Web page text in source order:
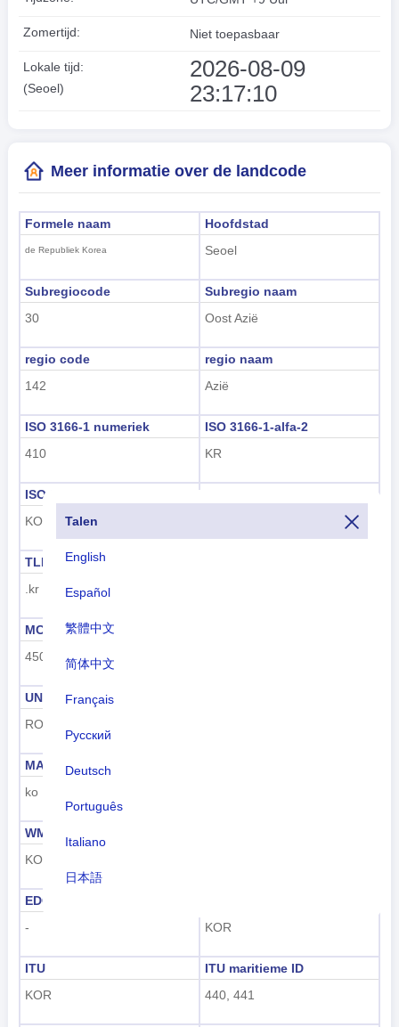
Talen
English
Español
繁體中文
简体中文
Français
Русский
Deutsch
Português
Italiano
日本語
Indonesian
Zomertijd: Niet toepasbaar
Lokale tijd:
(Seoel)
2026-08-09
23:17:11
Meer informatie over de landcode
Formele naam
de Republiek Korea
Hoofdstad
Seoel
Subregiocode
30
Subregio naam
Oost Azië
regio code
142
regio naam
Azië
ISO 3166-1 numeriek
410
ISO 3166-1-alfa-2
KR
ISO 3166-1-Alpha-3
KOR
TLD
.kr
MCC
450
UNDP
ROK
MARC
ko
WMO
KO
EDGAR
-
KOR
ITU
KOR
ITU maritieme ID
440, 441